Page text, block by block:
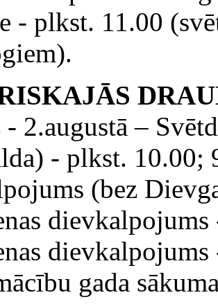
- plkst. 11.00
- 2.augustā –
- plkst. 10.00;
(bez
gada